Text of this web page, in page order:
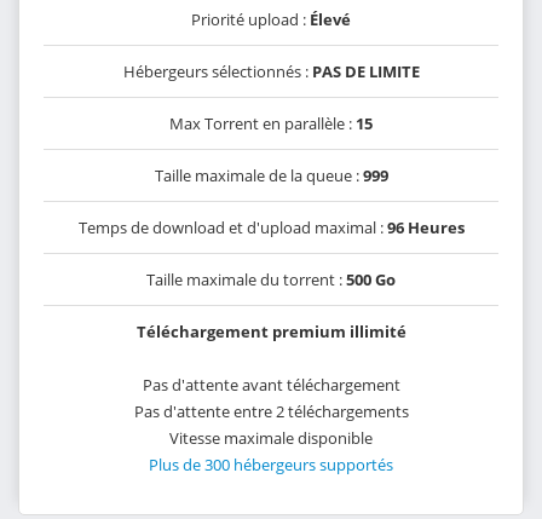
Priorité upload : Élevé
Hébergeurs sélectionnés : PAS DE LIMITE
Max Torrent en parallèle : 15
Taille maximale de la queue :999
Temps de download et d'upload maximal :96 Heures
Taille maximale du torrent :500 Go
Téléchargement premium illimité
Pas d'attente avant téléchargement
Pas d'attente entre 2 téléchargements
Vitesse maximale disponible
Plus de 300 hébergeurs supportés